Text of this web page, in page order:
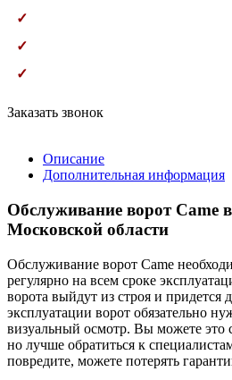
✓
✓
✓
Заказать звонок
Описание
Дополнительная информация
Обслуживание ворот Came
Московской области
Обслуживание ворот Came
регулярно на всем сроке
ворота выйдут из строя и придется
эксплуатации ворот обязательно
визуальный осмотр. Вы можете это
но лучше обратиться к
повредите, можете потерять